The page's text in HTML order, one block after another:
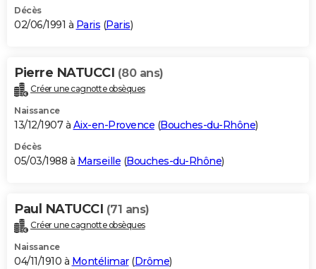
Décès
02/06/1991 à Paris (Paris)
Pierre NATUCCI (80 ans)
Créer une cagnotte obsèques
Naissance
13/12/1907 à Aix-en-Provence (Bouches-du-Rhône)
Décès
05/03/1988 à Marseille (Bouches-du-Rhône)
Paul NATUCCI (71 ans)
Créer une cagnotte obsèques
Naissance
04/11/1910 à Montélimar(Drôme)